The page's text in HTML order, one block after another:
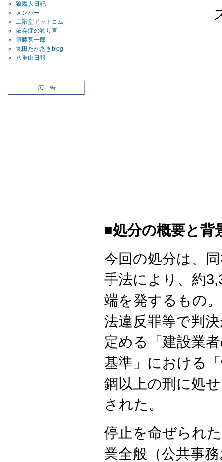
狼魔人日記
メンバー
二階堂ドットコム
依存症の独り言
須藤甚一郎
丸田たかあきblog
八重山日報
広 告
■処分の概要と背
今回の処分は、
手法により、約
端を発するもの
法違反罪等で判
定める「建設業
基準」における
錮以上の刑に処
された。
停止を命ぜられ
業全般（公共事